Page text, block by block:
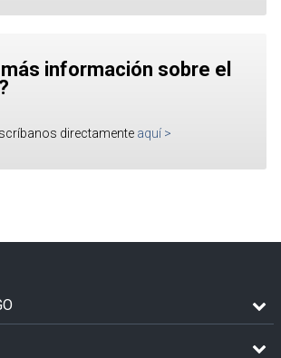
información sobre el
directamente aquí >